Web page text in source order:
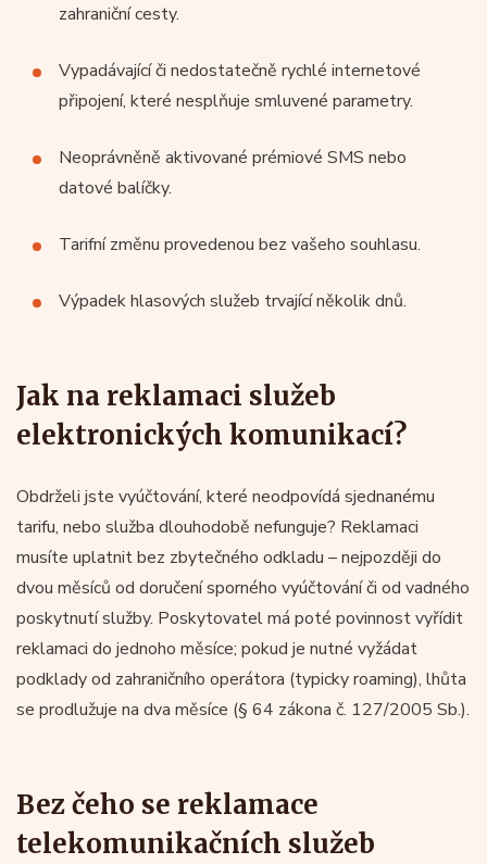
zahraniční cesty.
Vypadávající či nedostatečně rychlé internetové
připojení, které nesplňuje smluvené parametry.
Neoprávněně aktivované prémiové SMS nebo
datové balíčky.
Tarifní změnu provedenou bez vašeho souhlasu.
Výpadek hlasových služeb trvající několik dnů.
Jak na reklamaci služeb
elektronických komunikací?
Obdrželi jste vyúčtování, které neodpovídá sjednanému
tarifu, nebo služba dlouhodobě nefunguje? Reklamaci
musíte uplatnit bez zbytečného odkladu – nejpozději do
dvou měsíců od doručení sporného vyúčtování či od vadného
poskytnutí služby. Poskytovatel má poté povinnost vyřídit
reklamaci do jednoho měsíce; pokud je nutné vyžádat
podklady od zahraničního operátora (typicky roaming), lhůta
se prodlužuje na dva měsíce (§ 64 zákona č. 127/2005 Sb.).
Bez čeho se reklamace
telekomunikačních služeb